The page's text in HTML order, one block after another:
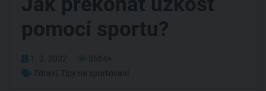
pomocí sportu?
1. 3. 2022
3664×
Zdraví Tipy na sportování